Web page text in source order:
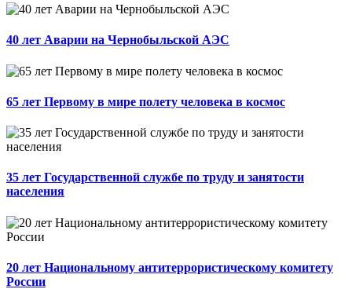
40 лет Аварии на Чернобыльской АЭС
65 лет Первому в мире полету человека в космос
35 лет Государственной службе по труду и занятости
населения
20 лет Национальному антитеррористическому комитету
России